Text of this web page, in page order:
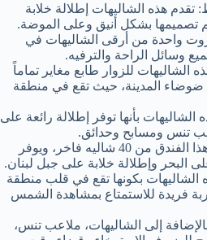
هذه الشاليهات إطلالة خلابة
تصميمها بشكل أنيق وعلى الموضة.
واحدة من أرقى الشاليهات في
وسائل الراحة والترفيه.
الشاليهات للزوار طابع مغاير تماماً
ضوضاء المدينة، حيث تقع في منطقة
الشاليهات بأنها توفر إطلالة رائعة على
تنس ومسابح وحدائق.
فندق مونو ديون: يتكون هذا الفندق من 40 شاليه فاخر، ويوفر
البحر وإطلالة خلابة على جبل لبنان.
الشاليهات بكونها تقع في قلب منطقة
فريدة للاستمتاع بمشاهدة الشمس
بالإضافة إلى الشاليهات، ملاعب تنس،